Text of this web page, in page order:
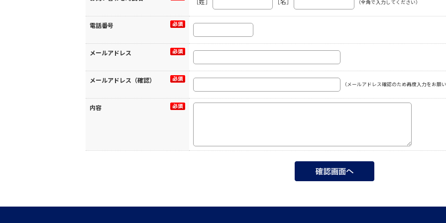
（全角で入力してください）
電話番号
メールアドレス
メールアドレス（確認）
（メールアドレス確認のため再度入力をお願
内容